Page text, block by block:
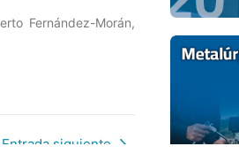
Fernández-Morán,
Entrada siguiente